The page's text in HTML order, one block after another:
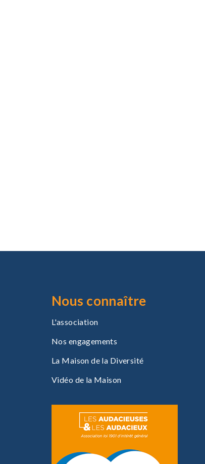
Nous connaître
L'association
Nos engagements
La Maison de la Diversité
Vidéo de la Maison